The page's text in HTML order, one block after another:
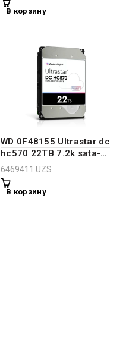
В корзину
WD 0F48155 Ultrastar dc
hc570 22TB 7.2k sata-
6gbps se 3.5″ Hdd
6469411 UZS
В корзину